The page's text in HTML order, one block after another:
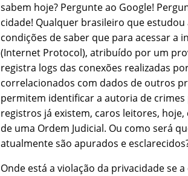
sabem hoje? Pergunte ao Google!
cidade! Qualquer brasileiro que
condições de saber que para acessar a
(Internet Protocol), atribuí­do por um
registra logs das conexões realizadas
correlacionados com dados de outros
permitem identificar a autoria de
registros já existem, caros leitores, hoje,
de uma Ordem Judicial. Ou como será
atualmente são apurados e
Onde está a violação da privacidade se